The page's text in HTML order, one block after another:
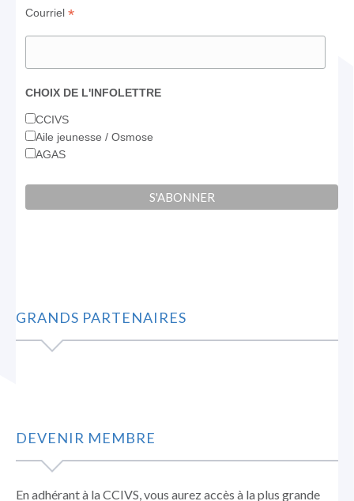
Courriel*
CHOIX DE L'INFOLETTRE
CCIVS
Aile jeunesse / Osmose
AGAS
GRANDS PARTENAIRES
DEVENIR MEMBRE
En adhérant à la CCIVS, vous aurez accès à la plus grande